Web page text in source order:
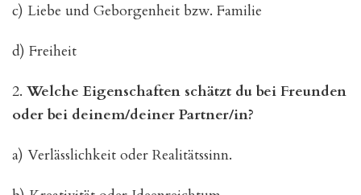
c) Liebe und Geborgenheit bzw. Familie
d) Freiheit
2. Welche Eigenschaften schätzt du bei Freunden
oder bei deinem/deiner Partner/in?
a) Verlässlichkeit oder Realitätssinn.